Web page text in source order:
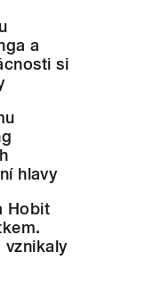
a
si
hlavy
Hobit
vznikaly